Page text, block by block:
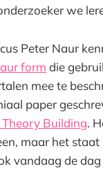
we
Peter Naur
form die
mee te
paper
Building.
maar het staat
vandaag de